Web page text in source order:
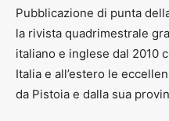
Pubblicazione di punta
la rivista quadrimestrale
italiano e inglese dal 2010
Italia e all’estero le
da Pistoia e dalla sua